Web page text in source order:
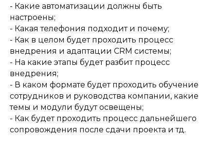
- Какие автоматизации должны быть
настроены;
- Какая телефония подходит и почему;
- Как в целом будет проходить процесс
внедрения и адаптации CRM системы;
- На какие этапы будет разбит процесс
внедрения;
- В каком формате будет проходить обучение
сотрудников и руководства компании, какие
темы и модули будут освещены;
- Как будет проходить процесс дальнейшего
сопровождения после сдачи проекта и тд.